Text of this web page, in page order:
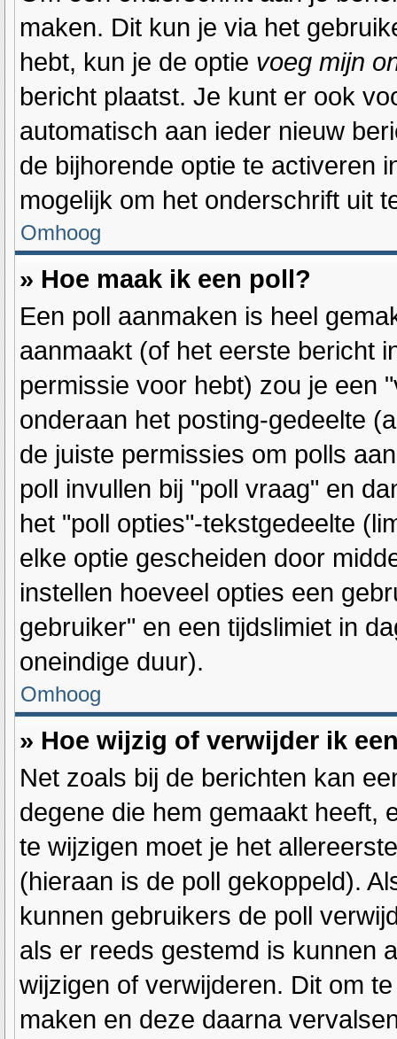
maken. Dit kun je via het
hebt, kun je de optie voeg mijn
bericht plaatst. Je kunt er ook
automatisch aan ieder nieuw
de bijhorende optie te activeren
mogelijk om het onderschrift uit
Omhoog
» Hoe maak ik een poll?
Een poll aanmaken is heel
aanmaakt (of het eerste bericht
permissie voor hebt) zou je een
onderaan het posting-gedeelte
de juiste permissies om polls
poll invullen bij "poll vraag" en
het "poll opties"-tekstgedeelte
elke optie gescheiden door
instellen hoeveel opties een
gebruiker" en een tijdslimiet in
oneindige duur).
Omhoog
» Hoe wijzig of verwijder ik
Net zoals bij de berichten kan
degene die hem gemaakt heeft,
te wijzigen moet je het
(hieraan is de poll gekoppeld).
kunnen gebruikers de poll
als er reeds gestemd is kunnen
wijzigen of verwijderen. Dit om
maken en deze daarna